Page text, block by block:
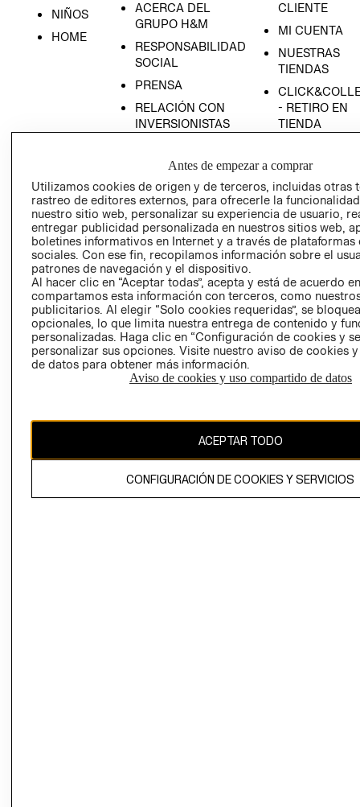
NIÑOS
HOME
ACERCA DEL
GRUPO H&M
RESPONSABILIDAD
SOCIAL
PRENSA
RELACIÓN CON
INVERSIONISTAS
EMPRESARIAL
CLIENTE
MI CUENTA
NUESTRAS
TIENDAS
- RETIRO EN
TIENDA
CONDICIONES
AVISO DE
PRIVACIDAD
GIFT CARD
AVISO DE
COOKIES
Uruguay ($U)
El contenido de esta página web está protegido por copyright y es
propiedad de H&M Hennes & Mauritz AB.
Antes de empezar a comprar
Utilizamos cookies de origen y de terceros, incluidas otras
rastreo de editores externos, para ofrecerle la
nuestro sitio web, personalizar su experiencia de usuario,
entregar publicidad personalizada en nuestros sitios web,
boletines informativos en Internet y a través de plataformas
sociales. Con ese fin, recopilamos información sobre el
patrones de navegación y el dispositivo.
Al hacer clic en “Aceptar todas”, acepta y está de acuerdo
compartamos esta información con terceros, como
publicitarios. Al elegir “Solo cookies requeridas”, se
opcionales, lo que limita nuestra entrega de contenido y
personalizadas. Haga clic en “Configuración de cookies y
personalizar sus opciones. Visite nuestro aviso de cookies
de datos para obtener más información.
Aviso de cookies y uso compartido de datos
ACEPTAR TODO
CONFIGURACIÓN DE COOKIES Y SERVICIOS